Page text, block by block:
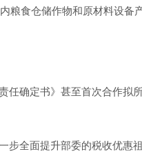
粮食仓储作物和原材料设备
任确定书》甚至首次合作拟
步全面提升部委的税收优惠